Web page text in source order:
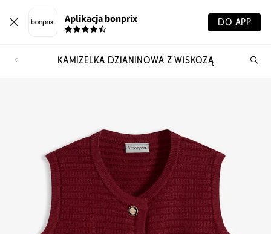
Aplikacja bonprix DO APP
KAMIZELKA DZIANINOWA Z WISKOZĄ